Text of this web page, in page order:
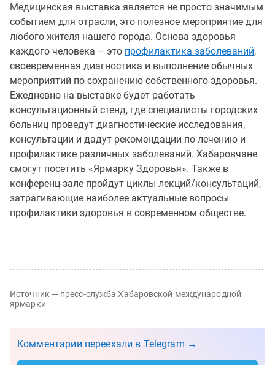
Медицинская выставка является не просто значимым
событием для отрасли, это полезное мероприятие для
любого жителя нашего города. Основа здоровья
каждого человека – это профилактика заболеваний,
своевременная диагностика и выполнение обычных
мероприятий по сохранению собственного здоровья.
Ежедневно на выставке будет работать
консультационный стенд, где специалисты городских
больниц проведут диагностические исследования,
консультации и дадут рекомендации по лечению и
профилактике различных заболеваний. Хабаровчане
смогут посетить «Ярмарку Здоровья». Также в
конференц-зале пройдут циклы лекций/консультаций,
затрагивающие наиболее актуальные вопросы
профилактики здоровья в современном обществе.
Источник — пресс-служба Хабаровской международной
ярмарки
Комментарии переехали в Telegram →